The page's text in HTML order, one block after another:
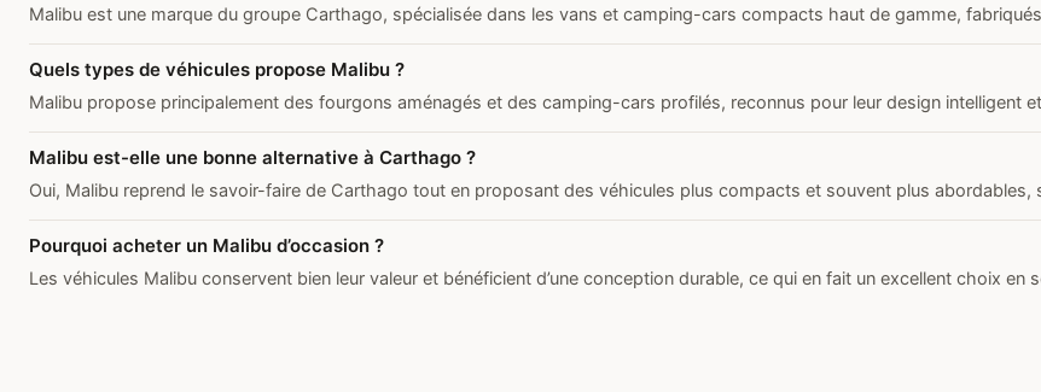
Malibu est une marque du groupe Carthago, spécialisée dans les vans et camping-cars compacts haut de gamme,
Quels types de véhicules propose Malibu ?
Malibu propose principalement des fourgons aménagés et des camping-cars profilés, reconnus pour leur design intelligent
Malibu est-elle une bonne alternative à Carthago ?
Oui, Malibu reprend le savoir-faire de Carthago tout en proposant des véhicules plus compacts et souvent plus abordables,
Pourquoi acheter un Malibu d’occasion ?
Les véhicules Malibu conservent bien leur valeur et bénéficient d’une conception durable, ce qui en fait un excellent choix en